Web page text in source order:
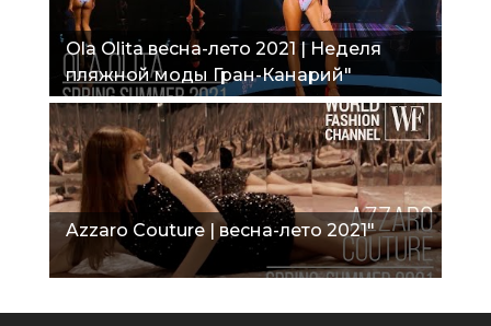
Ola Olita весна-лето 2021 | Неделя
пляжной моды Гран-Канарий"
Azzaro Couture | весна-лето 2021"